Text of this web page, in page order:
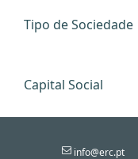
Tipo de Sociedade
Capital Social
info@erc.pt